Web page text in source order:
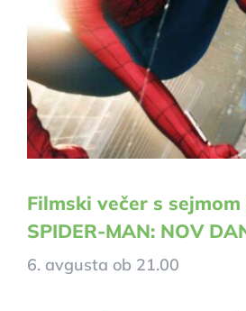
Filmski večer s
SPIDER-MAN: NOV
6. avgusta ob 21.00